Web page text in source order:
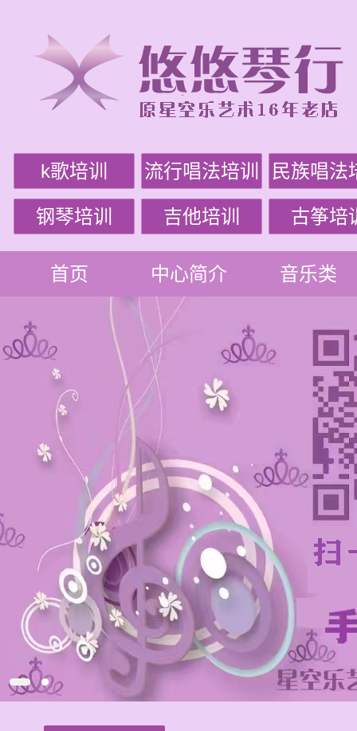
k歌培训 流行唱法培训 民族唱法
钢琴培训 吉他培训 古筝培
首页 中心简介 音乐类